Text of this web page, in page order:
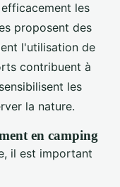
les
proposent des
l'utilisation de
contribuent à
les
la nature.
en camping
il est important